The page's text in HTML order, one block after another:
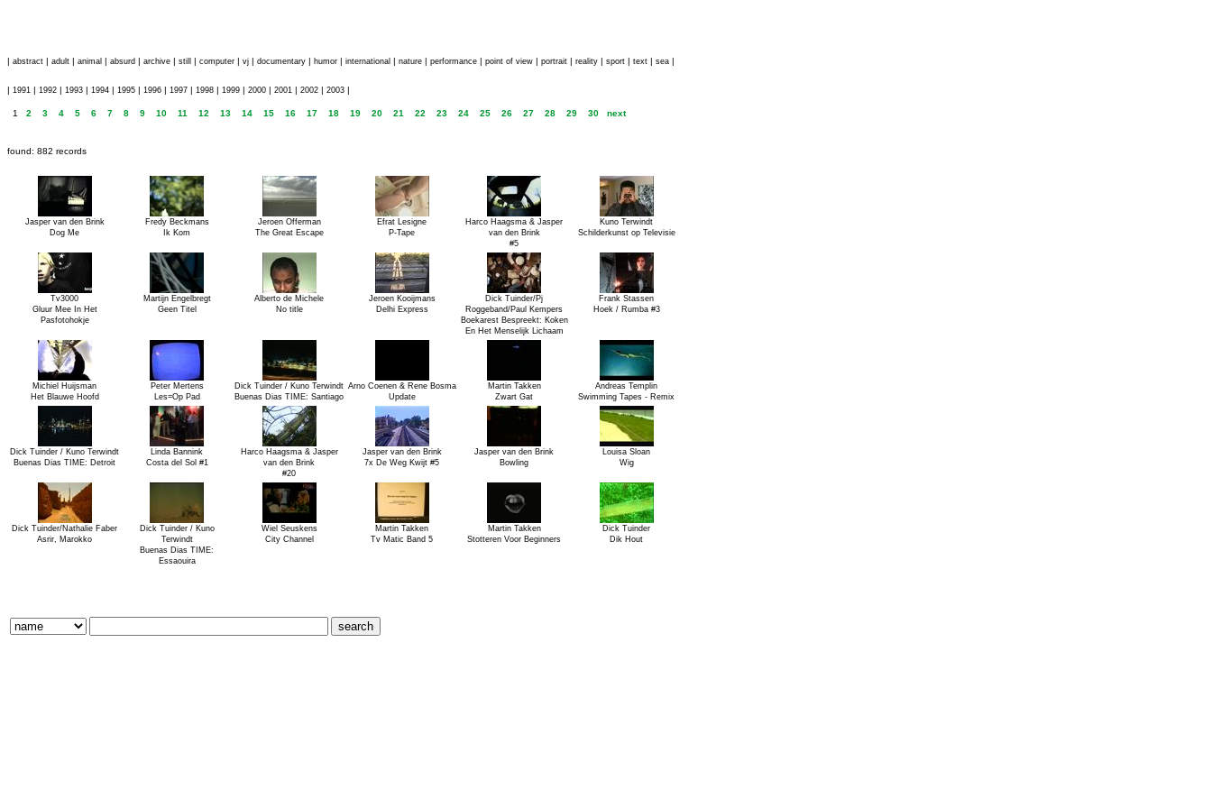
| abstract | adult | animal | absurd | archive | still | computer | vj | documentary | humor | international | nature | performance | point of view | portrait | reality | sport | text | sea |
| 1991 | 1992 | 1993 | 1994 | 1995 | 1996 | 1997 | 1998 | 1999 | 2000 | 2001 | 2002 | 2003 |
1 2 3 4 5 6 7 8 9 10 11 12 13 14 15 16 17 18 19 20 21 22 23 24 25 26 27 28 29 30 next
found: 882 records
Jasper van den Brink
Dog Me
Fredy Beckmans
Ik Kom
Jeroen Offerman
The Great Escape
Efrat Lesigne
P-Tape
Harco Haagsma & Jasper
van den Brink
#5
Kuno Terwindt
Schilderkunst op Televisie
Tv3000
Gluur Mee In Het
Pasfotohokje
Martijn Engelbregt
Geen Titel
Alberto de Michele
No title
Jeroen Kooijmans
Delhi Express
Dick Tuinder/Pj
Roggeband/Paul Kempers
Boekarest Bespreekt: Koken
En Het Menselijk Lichaam
Frank Stassen
Hoek / Rumba #3
Michiel Huijsman
Het Blauwe Hoofd
Peter Mertens
Les=Op Pad
Dick Tuinder / Kuno Terwindt
Buenas Dias TIME: Santiago
Arno Coenen & Rene Bosma
Update
Martin Takken
Zwart Gat
Andreas Templin
Swimming Tapes - Remix
Dick Tuinder / Kuno Terwindt
Buenas Dias TIME: Detroit
Linda Bannink
Costa del Sol #1
Harco Haagsma & Jasper
van den Brink
#20
Jasper van den Brink
7x De Weg Kwijt #5
Jasper van den Brink
Bowling
Louisa Sloan
Wig
Dick Tuinder/Nathalie Faber
Asrir, Marokko
Dick Tuinder / Kuno
Terwindt
Buenas Dias TIME:
Essaouira
Wiel Seuskens
City Channel
Martin Takken
Tv Matic Band 5
Martin Takken
Stotteren Voor Beginners
Dick Tuinder
Dik Hout